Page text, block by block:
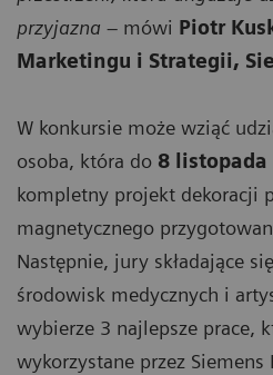
przyjazna – mówi Piotr
Marketingu i Strategii,
W konkursie może wziąć
osoba, która do 8 listopada
kompletny projekt dekoracji
magnetycznego
Następnie, jury składające
środowisk medycznych i
wybierze 3 najlepsze prace,
wykorzystane przez